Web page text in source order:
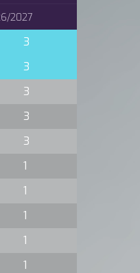
2027
3
3
3
3
3
1
1
1
1
1